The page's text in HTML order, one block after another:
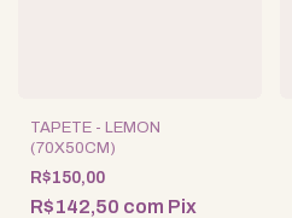
TAPETE - LEMON
(70X50CM)
R$150,00
R$142,50 com Pix